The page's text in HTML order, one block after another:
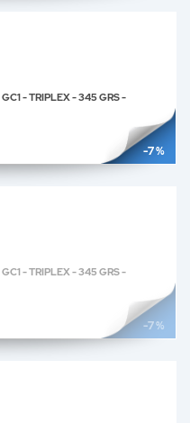
-7 %
- TRIPLEX - 345 GRS -
-7 %
- TRIPLEX - 345 GRS -